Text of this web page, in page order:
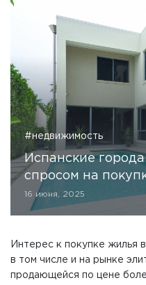
#недвижимость
Испанские
спросом на
16 июня, 2025
Интерес к покупке жилья
в том числе и на рынке
продающейся по цене